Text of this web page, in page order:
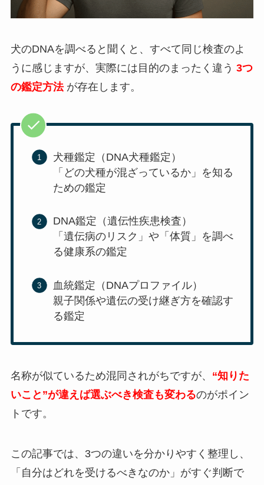
犬のDNAを調べると聞くと、すべて同じ検査のよ
うに感じますが、実際には目的のまったく違う 3つ
の鑑定方法が存在します。
犬種鑑定（DNA犬種鑑定）
「どの犬種が混ざっているか」を知る
ための鑑定
DNA鑑定（遺伝性疾患検査）
「遺伝病のリスク」や「体質」を調べ
る健康系の鑑定
血統鑑定（DNAプロファイル）
親子関係や遺伝の受け継ぎ方を確認す
る鑑定
名称が似ているため混同されがちですが、 “知りた
いこと”が違えば選ぶべき検査も変わるのがポイン
トです。
この記事では、3つの違いを分かりやすく整理し、
「自分はどれを受けるべきなのか」がすぐ判断で